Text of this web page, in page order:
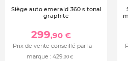
Siège auto emerald 360 s tonal
graphite
299,90 €
Prix de vente conseillé par la
marque : 429,90 €